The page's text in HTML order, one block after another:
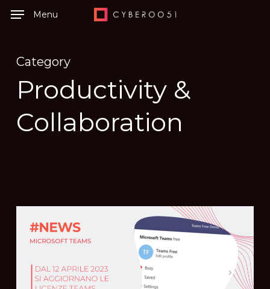
Skip
main
content
Menu
Category
Productivity &
Collaboration